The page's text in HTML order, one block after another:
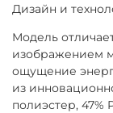
Дизайн и
Модель
изображением
ощущение
из
полиэстер, 47%